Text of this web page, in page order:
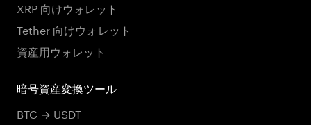
XRP 向けウォレット
Tether 向けウォレット
資産用ウォレット
暗号資産変換ツール
BTC → USDT